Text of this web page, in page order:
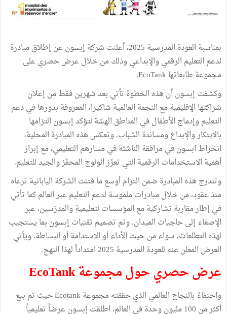
بمناسبة العودة المدرسية 2025، أعلنت شركة إبسون عن إطلاق مبادرة
لدعم التعليم الرقمي والإبداعي وذلك من خلال عرض حصري على
مجموعة طابعاتها EcoTank.
وكشفت إبسون أن هذه الخطوة تأتي بعد شهرين فقط من إعلان
شراكتها الإقليمية مع النجمة العالمية شاكيرا، المعروفة بدورها في دعم
التعليم وإدماج الأطفال في المناطق الهشة لتؤكد إبسون التزامها
بالابتكار والإبداع ومساندة الشباب. وتعكس هذه المبادرة المحلية،
انخراط ابسون في مرافقة الناشئة في مسارهم التعليمي، مع إبراز
أهمية الاستخدامات الرقمية التي تعزّز الولوج المحفّز والجيد للتعليم.
وتندرج هذه المبادرة ضمن التزام أوسع ما فتئت الشركة اليابانية ترعاه
منذ عقود، من خلال مبادرات ملموسة لدعم التعليم عبر العالم كما تأتي
في إطار مقاربة تشاركية مع المؤسسات لتعليمية والمدرّسين، عبر
الإصغاء إلى حاجيات الميدان. وتم تصميم تقنيات إبسون بما يستجيب
لهذه التطلعات، سواء من حيث الأداء أو الاستدامة أو البساطة. ويأتي
العرض المعلن عنه للعودة المدرسية 2025 امتداداً لهذا النهج.
عرض حصري حول مجموعة EcoTank
واحتفاءً بالنجاح العالمي الذي حققته مجموعة Ecotank حيث تم بيع
أكثر من 100 مليون وحدة في العالم، اطلقت إبسون عرضاً تعليمياً